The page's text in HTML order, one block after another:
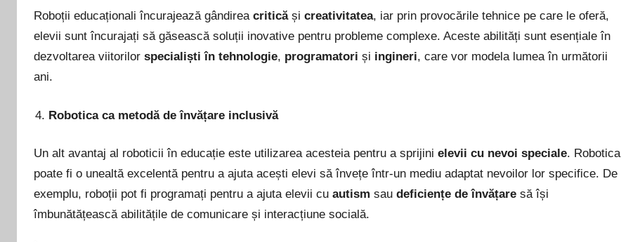
Roboții educaționali încurajează gândirea criticăși creativitatea, iar prin provocările tehnice pe care le oferă,
elevii sunt încurajați să găsească soluții inovative pentru probleme complexe. Aceste abilități sunt esențiale în
dezvoltarea viitorilor specialiști în tehnologie, programatori și ingineri, care vor modela lumea în următorii
ani.
Robotica ca metodă de învățare inclusivă
Un alt avantaj al roboticii în educație este utilizarea acesteia pentru a sprijini elevii cu nevoi speciale. Robotica
poate fi o unealtă excelentă pentru a ajuta acești elevi să învețe într-un mediu adaptat nevoilor lor specifice. De
exemplu, roboții pot fi programați pentru a ajuta elevii cu autism sau deficiențe de învățare să își
îmbunătățească abilitățile de comunicare și interacțiune socială.